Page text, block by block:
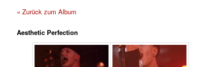
« Zurück zum Album
Aesthetic Perfection